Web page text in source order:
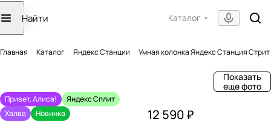
Каталог
Главная Каталог Яндекс Станции Умная колонка Яндекс Станция
Показать
еще фото
Привет, Алиса!
Яндекс Сплит
Халва
Новинка 12 590 ₽